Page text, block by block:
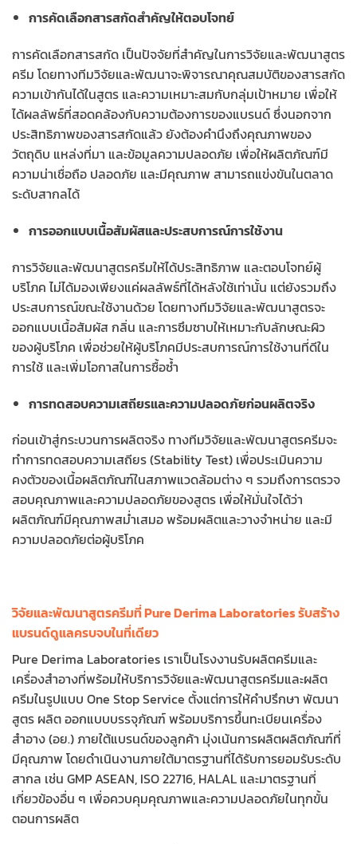
การคัดเลือกสารสกัดสำคัญให้ตอบโจทย์
การคัดเลือกสารสกัด เป็นปัจจัยที่สำคัญในการวิจัยและพัฒนาสูตร
ครีม โดยทางทีมวิจัยและพัฒนาจะพิจารณาคุณสมบัติของสารสกัด
ความเข้ากันได้ในสูตร และความเหมาะสมกับกลุ่มเป้าหมาย เพื่อให้
ได้ผลลัพธ์ที่สอดคล้องกับความต้องการของแบรนด์ ซึ่งนอกจาก
ประสิทธิภาพของสารสกัดแล้ว ยังต้องคำนึงถึงคุณภาพของ
วัตถุดิบ แหล่งที่มา และข้อมูลความปลอดภัย เพื่อให้ผลิตภัณฑ์มี
ความน่าเชื่อถือ ปลอดภัย และมีคุณภาพ สามารถแข่งขันในตลาด
ระดับสากลได้
การออกแบบเนื้อสัมผัสและประสบการณ์การใช้งาน
การวิจัยและพัฒนาสูตรครีมให้ได้ประสิทธิภาพ และตอบโจทย์ผู้
บริโภค ไม่ได้มองเพียงแค่ผลลัพธ์ที่ได้หลังใช้เท่านั้น แต่ยังรวมถึง
ประสบการณ์ขณะใช้งานด้วย โดยทางทีมวิจัยและพัฒนาสูตรจะ
ออกแบบเนื้อสัมผัส กลิ่น และการซึมซาบให้เหมาะกับลักษณะผิว
ของผู้บริโภค เพื่อช่วยให้ผู้บริโภคมีประสบการณ์การใช้งานที่ดีใน
การใช้ และเพิ่มโอกาสในการซื้อซ้ำ
การทดสอบความเสถียรและความปลอดภัยก่อนผลิตจริง
ก่อนเข้าสู่กระบวนการผลิตจริง ทางทีมวิจัยและพัฒนาสูตรครีมจะ
ทำการทดสอบความเสถียร (Stability Test) เพื่อประเมินความ
คงตัวของเนื้อผลิตภัณฑ์ในสภาพแวดล้อมต่าง ๆ รวมถึงการตรวจ
สอบคุณภาพและความปลอดภัยของสูตร เพื่อให้มั่นใจได้ว่า
ผลิตภัณฑ์มีคุณภาพสม่ำเสมอ พร้อมผลิตและวางจำหน่าย และมี
ความปลอดภัยต่อผู้บริโภค
วิจัยและพัฒนาสูตรครีมที่ Pure Derima Laboratories รับสร้าง
แบรนด์ดูแลครบจบในที่เดียว
Pure Derima Laboratories เราเป็นโรงงานรับผลิตครีมและ
เครื่องสำอางที่พร้อมให้บริการวิจัยและพัฒนาสูตรครีมและผลิต
ครีมในรูปแบบ One Stop Service ตั้งแต่การให้คำปรึกษา พัฒนา
สูตร ผลิต ออกแบบบรรจุภัณฑ์ พร้อมบริการขึ้นทะเบียนเครื่อง
สำอาง (อย.) ภายใต้แบรนด์ของลูกค้า มุ่งเน้นการผลิตผลิตภัณฑ์ที่
มีคุณภาพ โดยดำเนินงานภายใต้มาตรฐานที่ได้รับการยอมรับระดับ
สากล เช่น GMP ASEAN, ISO 22716, HALAL และมาตรฐานที่
เกี่ยวข้องอื่น ๆ เพื่อควบคุมคุณภาพและความปลอดภัยในทุกขั้น
ตอนการผลิต